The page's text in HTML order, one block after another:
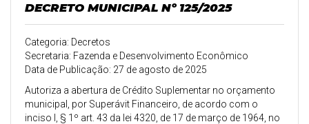
DECRETO MUNICIPAL Nº 125/2025
Categoria: Decretos
Secretaria: Fazenda e Desenvolvimento Econômico
Data de Publicação: 27 de agosto de 2025
Autoriza a abertura de Crédito Suplementar no orçamento
municipal, por Superávit Financeiro, de acordo com o
inciso I, § 1º art. 43 da lei 4320, de 17 de março de 1964, no